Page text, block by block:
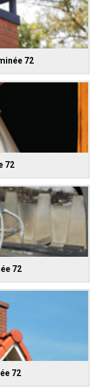
72
72
72
72